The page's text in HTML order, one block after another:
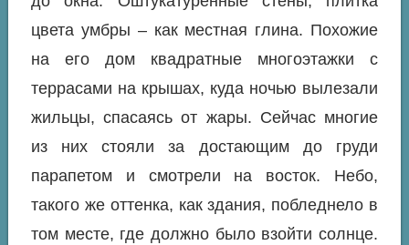
цвета умбры – как местная глина. Похожие
на его дом квадратные многоэтажки с
террасами на крышах, куда ночью вылезали
жильцы, спасаясь от жары. Сейчас многие
из них стояли за достающим до груди
парапетом и смотрели на восток. Небо,
такого же оттенка, как здания, побледнело в
том месте, где должно было взойти солнце.